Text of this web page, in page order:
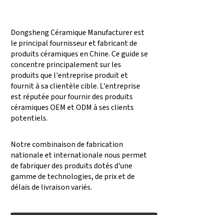
Dongsheng Céramique Manufacturer est
le principal fournisseur et fabricant de
produits céramiques en Chine. Ce guide se
concentre principalement sur les
produits que l'entreprise produit et
fournit à sa clientèle cible. L'entreprise
est réputée pour fournir des produits
céramiques OEM et ODM à ses clients
potentiels.
Notre combinaison de fabrication
nationale et internationale nous permet
de fabriquer des produits dotés d'une
gamme de technologies, de prix et de
délais de livraison variés.